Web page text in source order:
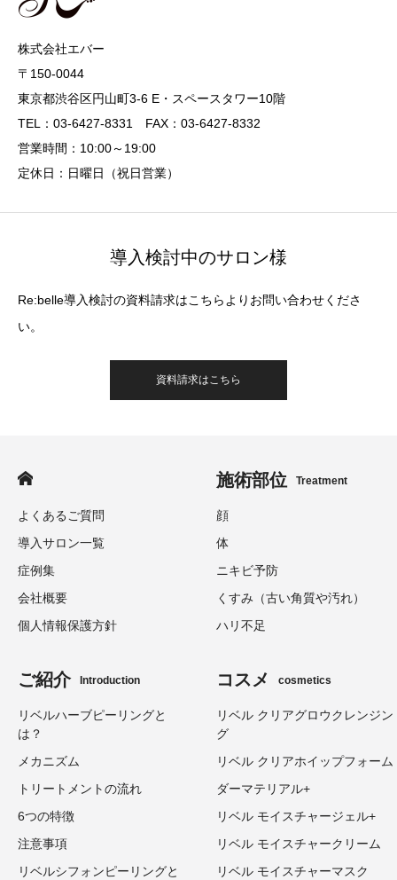
株式会社エバー
〒150-0044
東京都渋谷区円山町3-6 E・スペースタワー10階
TEL：03-6427-8331 FAX：03-6427-8332
営業時間：10:00～19:00
定休日：日曜日（祝日営業）
導入検討中のサロン様
Re:belle導入検討の資料請求はこちらよりお問い合わせくださ
い。
資料請求はこちら
よくあるご質問
導入サロン一覧
症例集
会社概要
個人情報保護方針
施術部位 Treatment
顔
体
ニキビ予防
くすみ（古い角質や汚れ）
ハリ不足
ご紹介 Introduction
リベルハーブピーリングと
は？
メカニズム
トリートメントの流れ
6つの特徴
注意事項
リベルシフォンピーリングと
コスメ cosmetics
リベル クリアグロウクレンジン
グ
リベル クリアホイップフォーム
ダーマテリアル+
リベル モイスチャージェル+
リベル モイスチャークリーム
リベル モイスチャーマスク